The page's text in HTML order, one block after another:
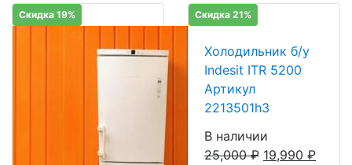
Скидка 19% Скидка 21%
Холодильник б/у
Indesit ITR 5200
Артикул
2213501h3
В наличии
25,000₽ 19,990 ₽